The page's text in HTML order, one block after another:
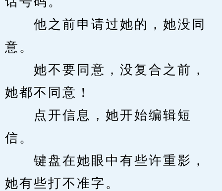
他之前申请过她的，她没同
意。
她不要同意，没复合之前，
她都不同意！
点开信息，她开始编辑短
信。
键盘在她眼中有些许重影，
她有些打不准字。